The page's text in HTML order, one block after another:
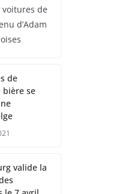
de
d’Adam
de
bière se
valide la